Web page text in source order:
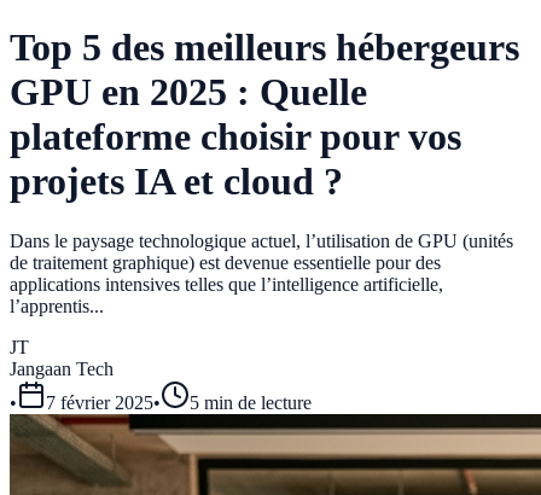
Top 5 des meilleurs hébergeurs
GPU en 2025 : Quelle
plateforme choisir pour vos
projets IA et cloud ?
Dans le paysage technologique actuel, l’utilisation de GPU (unités
de traitement graphique) est devenue essentielle pour des
applications intensives telles que l’intelligence artificielle,
l’apprentis...
JT
Jangaan Tech
•
7 février 2025• 5 min de lecture